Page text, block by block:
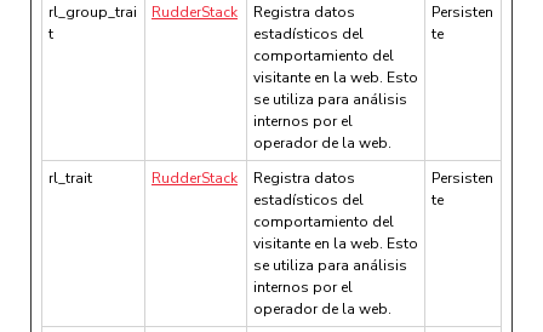
rl_group_trai
t
RudderStack
Registra datos
estadísticos del
comportamiento del
visitante en la web. Esto
se utiliza para análisis
internos por el
operador de la web.
Persisten
te
rl_trait RudderStack
Registra datos
estadísticos del
comportamiento del
visitante en la web. Esto
se utiliza para análisis
internos por el
operador de la web.
Persisten
te